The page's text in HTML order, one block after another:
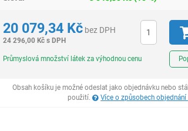
20 079,34 Kč bez DPH
24 296,00 Kč s DPH
Průmyslová množství látek za výhodnou cenu
Obsah košíku je možné odeslat jako objednávku nebo
použití.
Více o způsobech objednání